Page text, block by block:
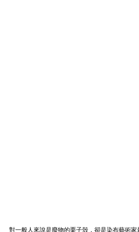
對一般人來說是廢物的栗子殼，卻是染布藝術家